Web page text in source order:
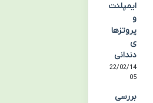
ایمپلنت
و
پروتزها
ی
دندانی
22/02/14
05
بررسی